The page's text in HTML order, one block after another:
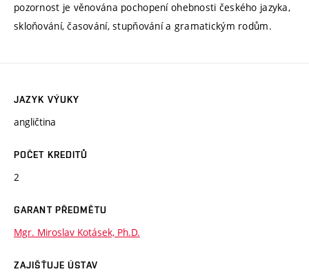
pozornost je věnována pochopení ohebnosti českého jazyka,
skloňování, časování, stupňování a gramatickým rodům.
JAZYK VÝUKY
angličtina
POČET KREDITŮ
2
GARANT PŘEDMĚTU
Mgr. Miroslav Kotásek, Ph.D.
ZAJIŠŤUJE ÚSTAV